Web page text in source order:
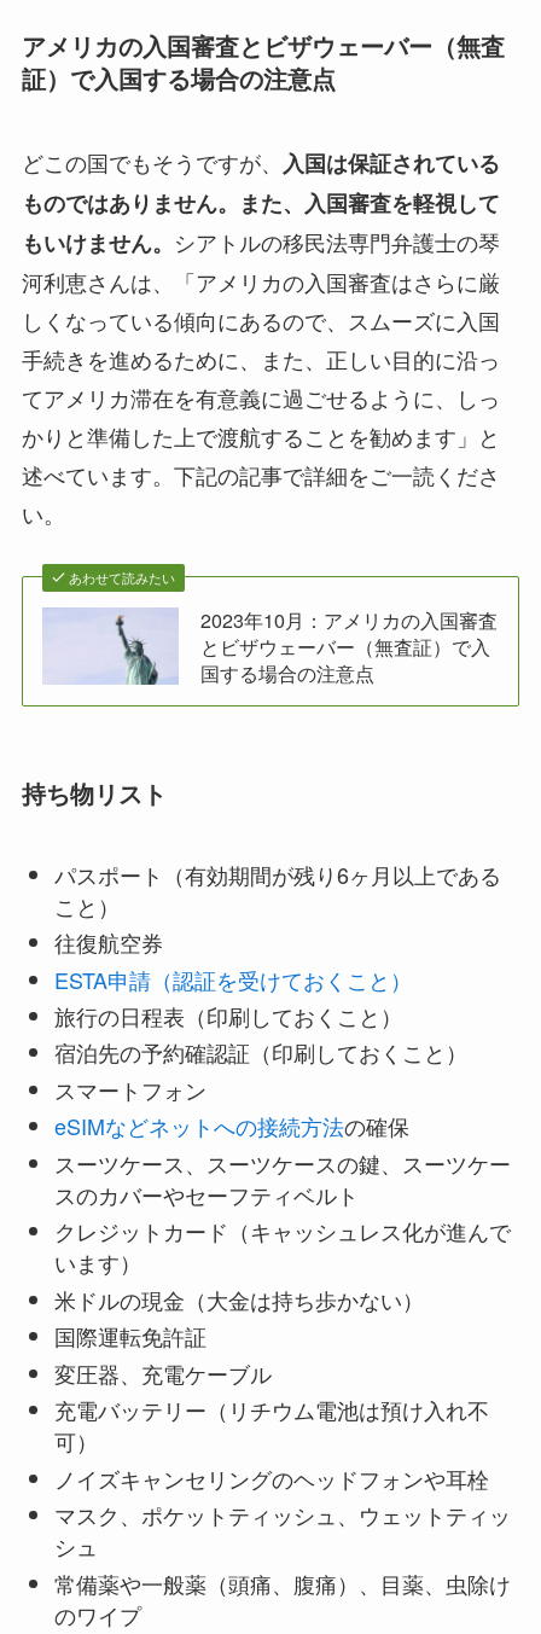
アメリカの入国審査とビザウェーバー（無査
証）で入国する場合の注意点
どこの国でもそうですが、 入国は保証されている
ものではありません。また、入国審査を軽視して
もいけません。 シアトルの移民法専門弁護士の琴
河利恵さんは、「アメリカの入国審査はさらに厳
しくなっている傾向にあるので、スムーズに入国
手続きを進めるために、また、正しい目的に沿っ
てアメリカ滞在を有意義に過ごせるように、しっ
かりと準備した上で渡航することを勧めます」と
述べています。下記の記事で詳細をご一読くださ
い。
あわせて読みたい
2023年10月：アメリカの入国審査
とビザウェーバー（無査証）で入
国する場合の注意点
持ち物リスト
パスポート（有効期間が残り6ヶ月以上である
こと）
往復航空券
ESTA申請（認証を受けておくこと）
旅行の日程表（印刷しておくこと）
宿泊先の予約確認証（印刷しておくこと）
スマートフォン
eSIMなどネットへの接続方法の確保
スーツケース、スーツケースの鍵、スーツケー
スのカバーやセーフティベルト
クレジットカード（キャッシュレス化が進んで
います）
米ドルの現金（大金は持ち歩かない）
国際運転免許証
変圧器、充電ケーブル
充電バッテリー（リチウム電池は預け入れ不
可）
ノイズキャンセリングのヘッドフォンや耳栓
マスク、ポケットティッシュ、ウェットティッ
シュ
常備薬や一般薬（頭痛、腹痛）、目薬、虫除け
のワイプ